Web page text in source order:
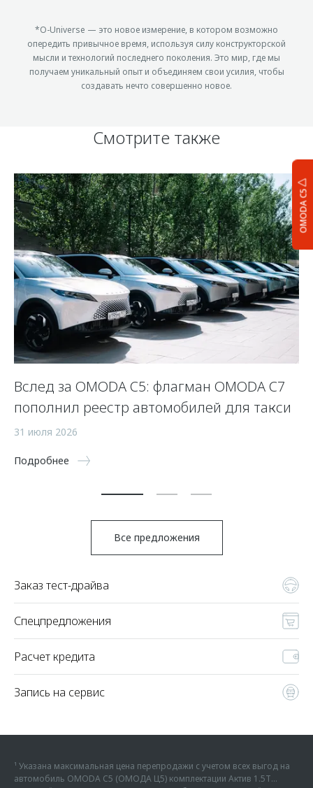
OMODA C5
*O-Universe — это новое измерение, в котором возможно
опередить привычное время, используя силу конструкторской
мысли и технологий последнего поколения. Это мир, где мы
получаем уникальный опыт и объединяем свои усилия, чтобы
создавать нечто совершенно новое.
Смотрите также
Вслед за OMODA C5: флагман OMODA C7
пополнил реестр автомобилей для такси
31 июля 2026
Подробнее
Все предложения
Заказ тест-драйва
Спецпредложения
Расчет кредита
Запись на сервис
¹ Указана максимальная цена перепродажи с учетом всех выгод на
автомобиль OMODA C5 (ОМОДА Ц5) комплектации Актив 1.5Т